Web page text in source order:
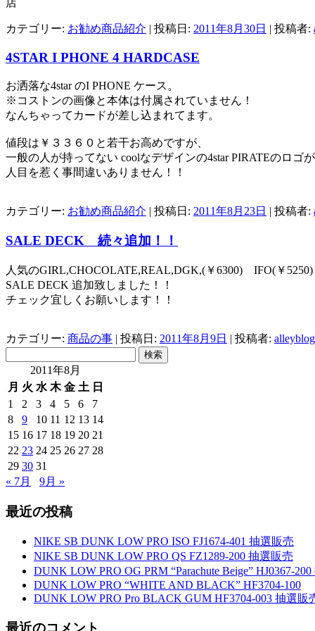
店
カテゴリー: お勧め商品紹介 | 投稿日: 2011年8月30日 | 投稿者:
4STAR I PHONE 4 HARDCASE
お洒落な4star のI PHONE ケース。
※コストンの画像と本体は付属されていません！
なんちゃってカードが差し込まれてます。
値段は￥３３６０と若干お高めですが、
一般の人が持ってない coolなデザインの4star PIRATEのロゴが
人目を惹く事間違いありません！！
カテゴリー: お勧め商品紹介 | 投稿日: 2011年8月23日 | 投稿者:
SALE DECK 続々追加！！
人気のGIRL,CHOCOLATE,REAL,DGK,(￥6300) IFO(￥5250)
SALE DECK 追加致しました！！
チェック宜しくお願いします！！
カテゴリー: 商品の事 | 投稿日: 2011年8月9日 | 投稿者: alleyblog
2011年8月
月 火 水 木 金 土 日
1
2 3 4 5 6
7
8
9 10 11 12 13 14
15 16 17 18 19 20 21
22 23 24 25 26 27 28
29 30 31
« 7月
9月 »
最近の投稿
NIKE SB DUNK LOW PRO ISO FJ1674-401 抽選販売
NIKE SB DUNK LOW PRO QS FZ1289-200 抽選販売
DUNK LOW PRO OG PRM “Parachute Beige” HJ0367-
DUNK LOW PRO “WHITE AND BLACK” HF3704-100
DUNK LOW PRO Pro BLACK GUM HF3704-003 抽選販